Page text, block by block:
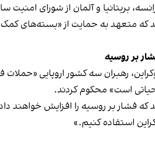
بریتانیا و آلمان از شورای
که متعهد به حمایت از «بسته‌های
بر روسیه
رهبران سه کشور اروپایی «حملات
است» محکوم کردند.
که فشار بر روسیه را افزایش خواهند
استفاده کنیم.»